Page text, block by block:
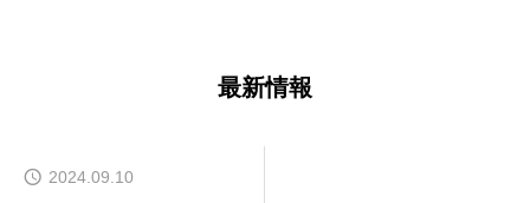
最新情報
2024.09.10